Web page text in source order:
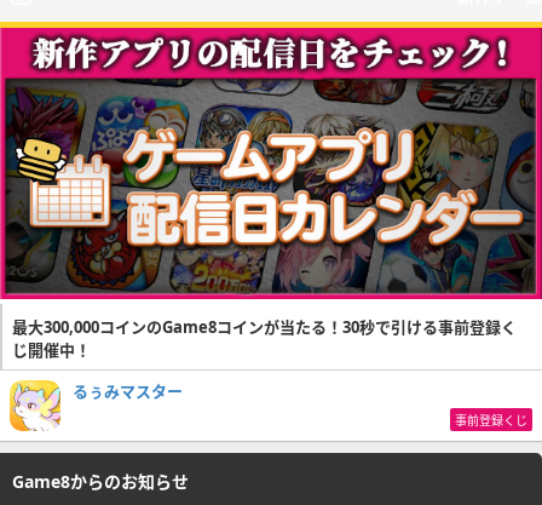
最大300,000コインのGame8コインが当たる！30秒で引ける事前登録く
じ開催中！
るぅみマスター
事前登録くじ
Game8からのお知らせ